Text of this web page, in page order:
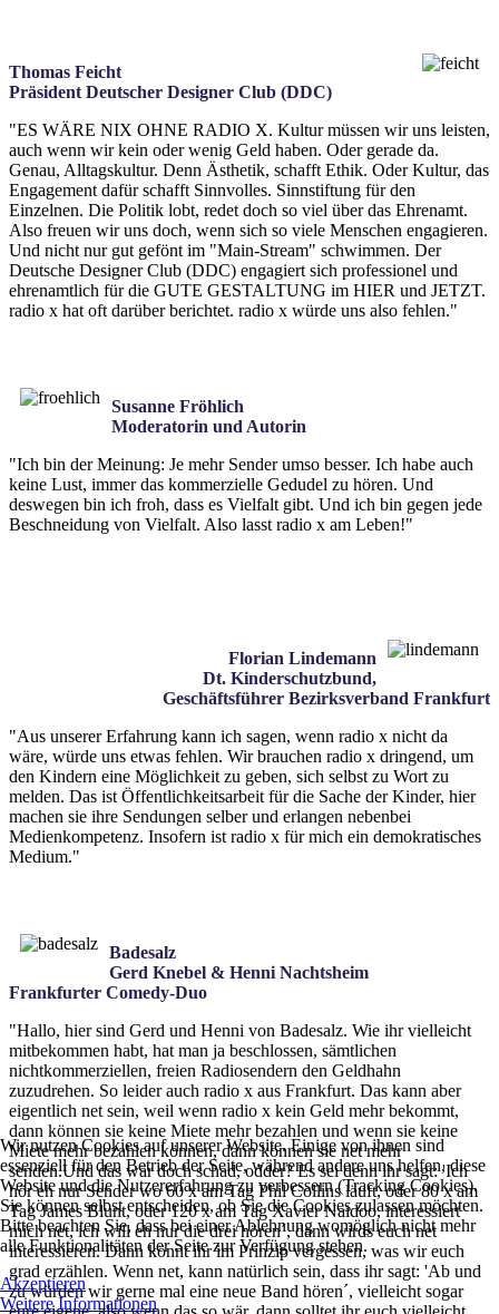
Thomas Feicht
Präsident Deutscher Designer Club (DDC)
"ES WÄRE NIX OHNE RADIO X. Kultur müssen wir uns leisten,
auch wenn wir kein oder wenig Geld haben. Oder gerade da.
Genau, Alltagskultur. Denn Ästhetik, schafft Ethik. Oder Kultur, das
Engagement dafür schafft Sinnvolles. Sinnstiftung für den
Einzelnen. Die Politik lobt, redet doch so viel über das Ehrenamt.
Also freuen wir uns doch, wenn sich so viele Menschen engagieren.
Und nicht nur gut gefönt im "Main-Stream" schwimmen. Der
Deutsche Designer Club (DDC) engagiert sich professionel und
ehrenamtlich für die GUTE GESTALTUNG im HIER und JETZT.
radio x hat oft darüber berichtet. radio x würde uns also fehlen."
Susanne Fröhlich
Moderatorin und Autorin
"Ich bin der Meinung: Je mehr Sender umso besser. Ich habe auch
keine Lust, immer das kommerzielle Gedudel zu hören. Und
deswegen bin ich froh, dass es Vielfalt gibt. Und ich bin gegen jede
Beschneidung von Vielfalt. Also lasst radio x am Leben!"
Florian Lindemann
Dt. Kinderschutzbund,
Geschäftsführer Bezirksverband Frankfurt
"Aus unserer Erfahrung kann ich sagen, wenn radio x nicht da
wäre, würde uns etwas fehlen. Wir brauchen radio x dringend, um
den Kindern eine Möglichkeit zu geben, sich selbst zu Wort zu
melden. Das ist Öffentlichkeitsarbeit für die Sache der Kinder, hier
machen sie ihre Sendungen selber und erlangen nebenbei
Medienkompetenz. Insofern ist radio x für mich ein demokratisches
Medium."
Badesalz
Gerd Knebel & Henni Nachtsheim
Frankfurter Comedy-Duo
"Hallo, hier sind Gerd und Henni von Badesalz. Wie ihr vielleicht
mitbekommen habt, hat man ja beschlossen, sämtlichen
nichtkommerziellen, freien Radiosendern den Geldhahn
zuzudrehen. So leider auch radio x aus Frankfurt. Das kann aber
eigentlich net sein, weil wenn radio x kein Geld mehr bekommt,
dann können sie keine Miete mehr bezahlen und wenn sie keine
Miete mehr bezahlen können, dann können sie net mehr
senden.Und das wär doch schad, odder? Es sei denn ihr sagt: 'Ich
hör eh nur Sender wo 60 x am Tag Phil Collins läuft, oder 80 x am
Tag James Blunt, oder 120 x am Tag Xavier Naidoo, interessiert
mich net, ich will eh nur die drei hören´, dann wirds euch net
interessieren. Dann könnt ihr im Prinzip vergessen, was wir euch
grad erzählen. Wenn net, kann natürlich sein, dass ihr sagt: 'Ab und
zu würden wir gerne mal eine neue Band hören´, vielleicht sogar
Wir nutzen Cookies auf unserer Website. Einige von ihnen sind
essenziell für den Betrieb der Seite, während andere uns helfen, diese
Website und die Nutzererfahrung zu verbessern (Tracking Cookies).
Sie können selbst entscheiden, ob Sie die Cookies zulassen möchten.
Bitte beachten Sie, dass bei einer Ablehnung womöglich nicht mehr
alle Funktionalitäten der Seite zur Verfügung stehen.
Akzeptieren
Weitere Informationen